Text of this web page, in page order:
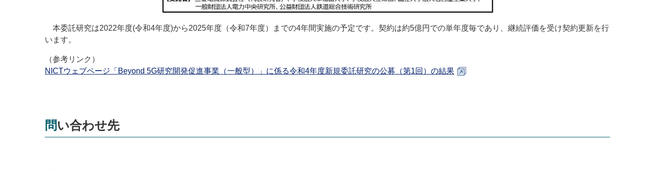
本委託研究は2022年度(令和4年度)から2025年度（令和7年度）までの4年間実施の予定です。契約は約5億円での単年度毎であり、継続評価を受け契約更新を行
います。
（参考リンク）
NICTウェブページ「Beyond 5G研究開発促進事業（一般型）」に係る令和4年度新規委託研究の公募（第1回）の結果
問い合わせ先